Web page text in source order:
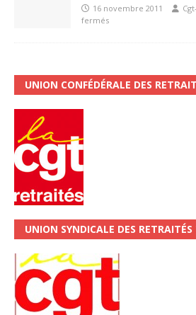
16 novembre 2011
fermés
UNION CONFÉDÉRALE DES
UNION SYNDICALE DES RETRAITÉS